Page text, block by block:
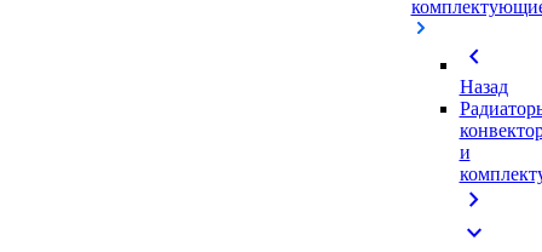
chevron_left
Назад
и
chevron_right
expand_more